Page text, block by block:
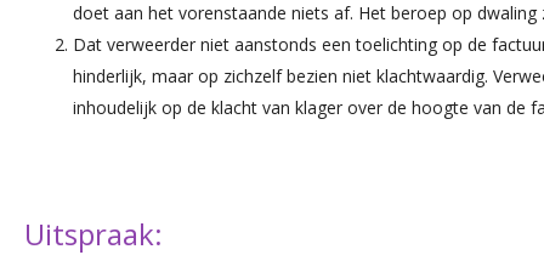
doet aan het vorenstaande niets af. Het beroep op dwaling
Dat verweerder niet aanstonds een toelichting op de
hinderlijk, maar op zichzelf bezien niet klachtwaardig.
inhoudelijk op de klacht van klager over de hoogte van de
Uitspraak: